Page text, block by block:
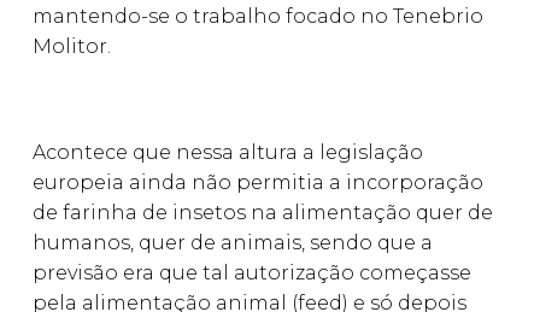
mantendo-se o trabalho focado no Tenebrio
Molitor.
Acontece que nessa altura a legislação
europeia ainda não permitia a incorporação
de farinha de insetos na alimentação quer de
humanos, quer de animais, sendo que a
previsão era que tal autorização começasse
pela alimentação animal (feed) e só depois